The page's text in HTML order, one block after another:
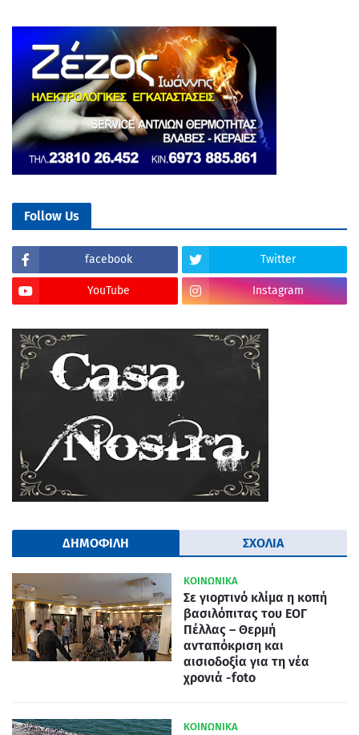
Follow Us
facebook Twitter
YouTube Instagram
ΔΗΜΟΦΙΛΗ ΣΧΟΛΙΑ
ΚΟΙΝΩΝΙΚΑ
Σε γιορτινό κλίμα η κοπή
βασιλόπιτας του ΕΟΓ
Πέλλας – Θερμή
ανταπόκριση και
αισιοδοξία για τη νέα
χρονιά -foto
ΚΟΙΝΩΝΙΚΑ